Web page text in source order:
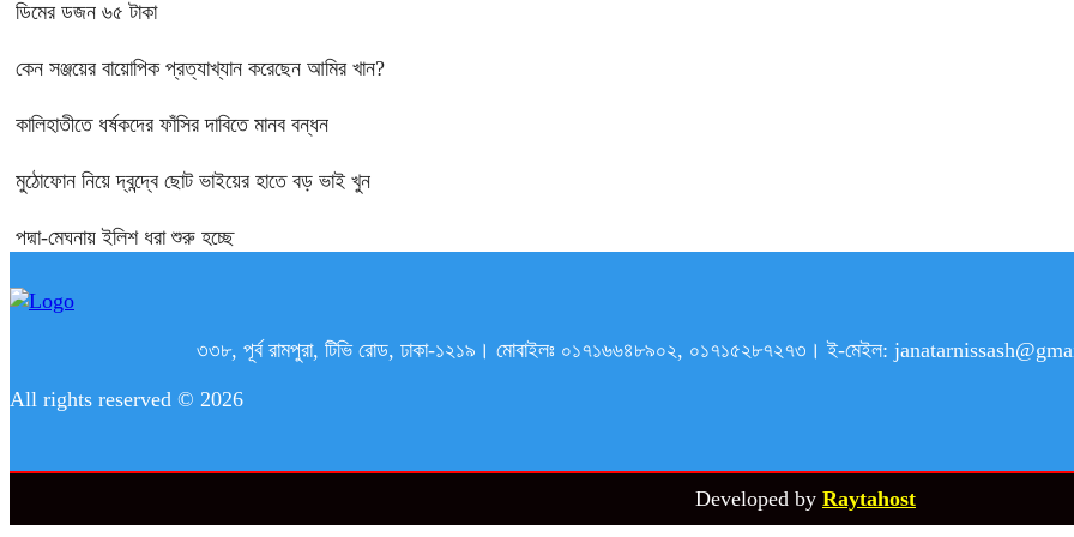
ডিমের ডজন ৬৫ টাকা
কেন সঞ্জয়ের বায়োপিক প্রত্যাখ্যান করেছেন আমির খান?
কালিহাতীতে ধর্ষকদের ফাঁসির দাবিতে মানব বন্ধন
মুঠোফোন নিয়ে দ্বন্দ্বে ছোট ভাইয়ের হাতে বড় ভাই খুন
পদ্মা-মেঘনায় ইলিশ ধরা শুরু হচ্ছে
৩৩৮, পূর্ব রামপুরা, টিভি রোড, ঢাকা-১২১৯। মোবাইলঃ ০১৭১৬৬৪৮৯০২, ০১৭১৫২৮৭২৭৩। ই-মেইল:
All rights reserved © 2026
Developed by Raytahost